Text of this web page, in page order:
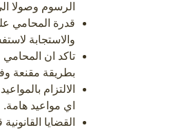
الرسوم وصولا
قدرة المحامي
والاستجابة
تاكد ان المحامي
بطريقة مقنعة
الالتزام
اي مواعيد هامة.
القضايا